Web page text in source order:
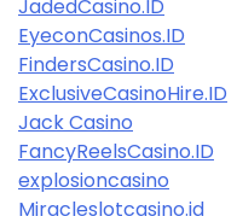
JadedCasino.ID
EyeconCasinos.ID
FindersCasino.ID
ExclusiveCasinoHire.ID
Jack Casino
FancyReelsCasino.ID
explosioncasino
Miracleslotcasino.id